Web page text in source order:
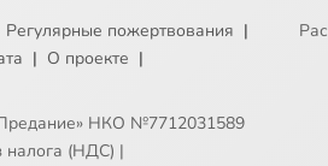
Регулярные пожертвования |
| О проекте |
НКО №7712031589
налога (НДС) |